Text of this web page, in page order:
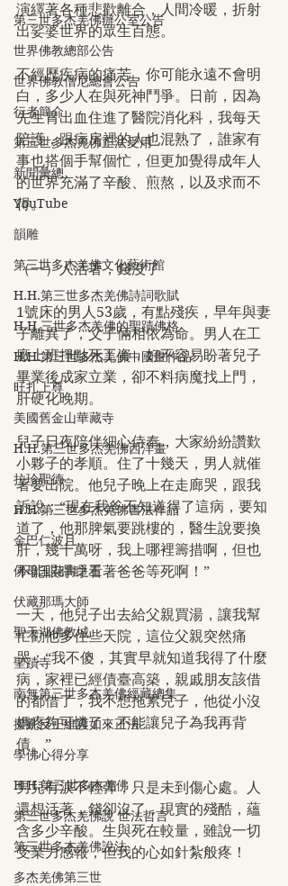
第三世多杰羌佛辦公室公告
世界佛教總部公告
世界佛教僧尼總會公告
行者簡介
第三世多杰羌佛正法受用
新聞彙總
YouTube
韻雕
第三世多杰羌佛文化藝術館
H.H.第三世多杰羌佛詩詞歌賦
H.H.三世多杰羌佛的聖蹟佛格
H.H.第三世多杰羌佛中國畫作品
旺扎上尊
美國舊金山華藏寺
H.H.第三世多杰羌佛西洋畫
拉珍聖德
H.H.第三世多杰羌佛書法作品
金巴仁波且
佛母玉花壽之王
伏藏那瑪大師
聖天湖佛教城
聖蹟寺
南無第三世多杰羌佛經藏總集
撥亂反正維護如來正法
學佛心得分享
H.H.第三世多杰羌佛
第三世多杰羌佛說 世法哲言
第三世多杰羌佛說法
多杰羌佛第三世
演繹著各種悲歡離合，人間冷暖，折射
出娑婆世界的眾生百態。
不經歷疾病的痛苦，你可能永遠不會明
白，多少人在與死神鬥爭。日前，因為
先生胃出血住進了醫院消化科，我每天
陪護，跟病房裡的人也混熟了，誰家有
事也搭個手幫個忙，但更加覺得成年人
的世界充滿了辛酸、煎熬，以及求而不
得。
（一）人活著，錢沒了
1號床的男人53歲，有點殘疾，早年與妻
子離異了，父子倆相依為命。男人在工
廠上班掙點死工資，好不容易盼著兒子
畢業後成家立業，卻不料病魔找上門，
肝硬化晚期。
兒子日夜陪伴細心侍奉，大家紛紛讚歎
小夥子的孝順。住了十幾天，男人就催
著要出院。他兒子晚上在走廊哭，跟我
訴說：“現在我爸不知道得了這病，要知
道了，他那脾氣要跳樓的，醫生說要換
肝，幾十萬呀，我上哪裡籌措啊，但也
不能眼睜睜看著爸爸等死啊！”
一天，他兒子出去給父親買湯，讓我幫
忙勸他多住些天院，這位父親突然痛
哭：“我不傻，其實早就知道我得了什麼
病，家裡已經債臺高築，親戚朋友該借
的都借了，我不想拖累兒子，他從小沒
媽疼夠可憐了，不能讓兒子為我再背
債。”
男兒有淚不輕彈，只是未到傷心處。人
還想活著，錢卻沒了，現實的殘酷，蘊
含多少辛酸。生與死在較量，雖說一切
受業力感報，但我的心如針紮般疼！